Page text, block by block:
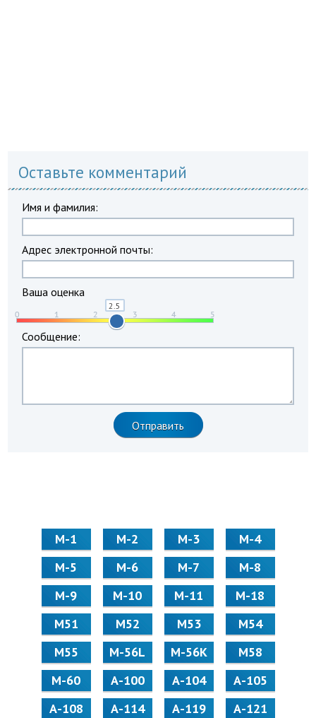
Оставьте комментарий
Имя и фамилия:
Адрес электронной почты:
Ваша оценка
Сообщение:
М-1 М-2 М-3
М-4
М-5
М-6 М-7
М-8
М-9
М-10 М-11
М-18
М51
М52 М53
М54
М55
M-56L M-56K
М58
M-60
А-100 А-104
А-105
А-108
А-114 А-119
А-121